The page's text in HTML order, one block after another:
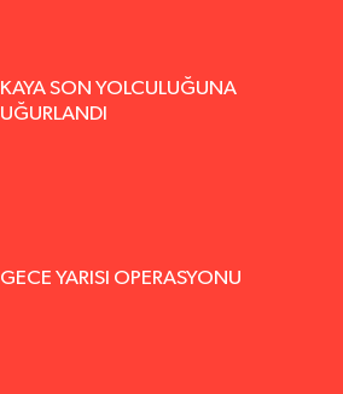
KAYA SON YOLCULUĞUNA
UĞURLANDI
GECE YARISI OPERASYONU